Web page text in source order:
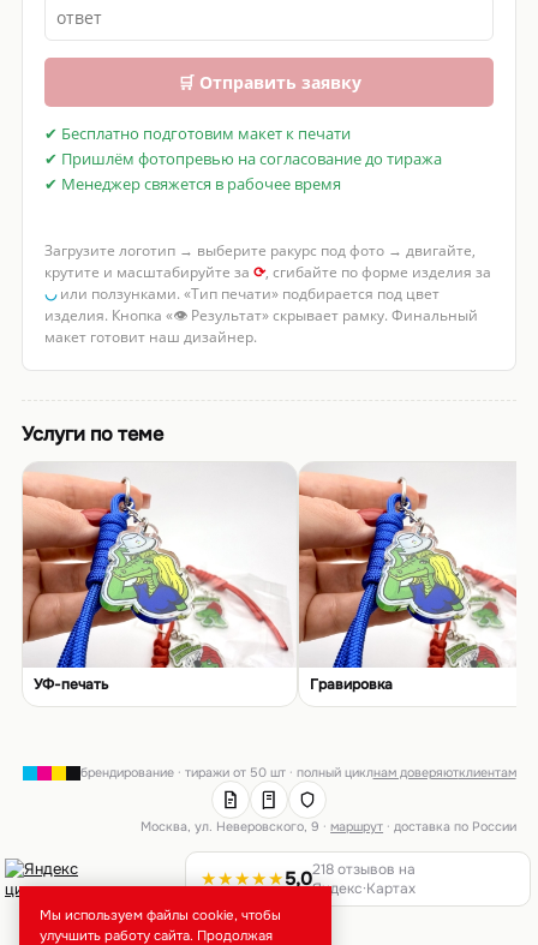
🛒 Отправить заявку
✔ Бесплатно подготовим макет к печати
✔ Пришлём фотопревью на согласование до тиража
✔ Менеджер свяжется в рабочее время
Загрузите логотип → выберите ракурс под фото → двигайте,
крутите и масштабируйте за ⟳, сгибайте по форме изделия за
◡или ползунками. «Тип печати» подбирается под цвет
изделия. Кнопка «👁 Результат» скрывает рамку. Финальный
макет готовит наш дизайнер.
Услуги по теме
УФ-печать Гравировка
брендирование · тиражи от 50 шт · полный циклнам доверяютклиентам
Москва, ул. Неверовского, 9 ·маршрут · доставка по России
★★★★★5,0218 отзывов на
Яндекс·Картах
Мы используем файлы cookie, чтобы
улучшить работу сайта. Продолжая